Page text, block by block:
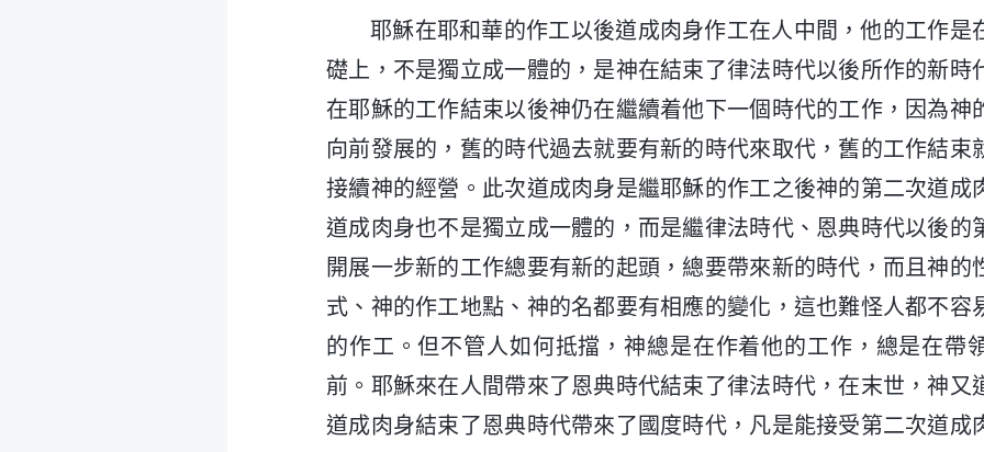
耶穌在耶和華的作工以後道成肉身作工在人中間，他的工作是
礎上，不是獨立成一體的，是神在結束了律法時代以後所作的新時
在耶穌的工作結束以後神仍在繼續着他下一個時代的工作，因為神
向前發展的，舊的時代過去就要有新的時代來取代，舊的工作結束
接續神的經營。此次道成肉身是繼耶穌的作工之後神的第二次道成
道成肉身也不是獨立成一體的，而是繼律法時代、恩典時代以後的
開展一步新的工作總要有新的起頭，總要帶來新的時代，而且神的
式、神的作工地點、神的名都要有相應的變化，這也難怪人都不容
的作工。但不管人如何抵擋，神總是在作着他的工作，總是在帶
前。耶穌來在人間帶來了恩典時代結束了律法時代，在末世，神又
道成肉身結束了恩典時代帶來了國度時代，凡是能接受第二次道成